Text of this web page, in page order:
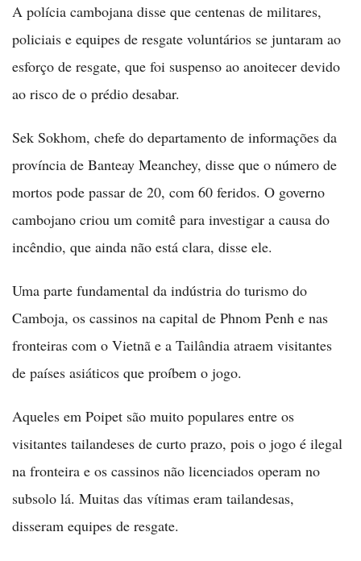
A polícia cambojana disse que centenas de militares,
policiais e equipes de resgate voluntários se juntaram ao
esforço de resgate, que foi suspenso ao anoitecer devido
ao risco de o prédio desabar.
Sek Sokhom, chefe do departamento de informações da
província de Banteay Meanchey, disse que o número de
mortos pode passar de 20, com 60 feridos. O governo
cambojano criou um comitê para investigar a causa do
incêndio, que ainda não está clara, disse ele.
Uma parte fundamental da indústria do turismo do
Camboja, os cassinos na capital de Phnom Penh e nas
fronteiras com o Vietnã e a Tailândia atraem visitantes
de países asiáticos que proíbem o jogo.
Aqueles em Poipet são muito populares entre os
visitantes tailandeses de curto prazo, pois o jogo é ilegal
na fronteira e os cassinos não licenciados operam no
subsolo lá. Muitas das vítimas eram tailandesas,
disseram equipes de resgate.